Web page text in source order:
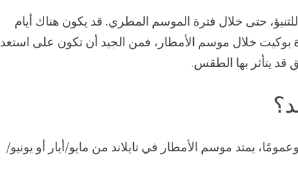
حتى خلال فترة الموسم المطري. قد يكون هناك أيام
خلال موسم الأمطار، فمن الجيد أن تكون على
قد يتأثر بها الطقس.
يمتد موسم الأمطار في تايلاند من مايو/أيار أو يونيو/